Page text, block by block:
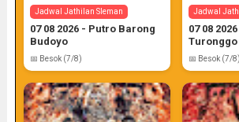
📅 Target: 6 (Post: 6/7)
Jadwal Jathilan Sleman
07 08 2026 - Putro Barong
Budoyo
📅 Besok (7/8)
Jadwal
07 08
📅 Besok (7/8)